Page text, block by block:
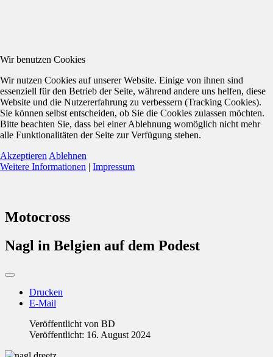
Motocross
Nagl in Belgien auf dem Podest
Drucken
E-Mail
Veröffentlicht von BD
Veröffentlicht: 16. August 2024
Wir benutzen Cookies
Wir nutzen Cookies auf unserer Website. Einige von ihnen sind
essenziell für den Betrieb der Seite, während andere uns helfen, diese
Website und die Nutzererfahrung zu verbessern (Tracking Cookies).
Sie können selbst entscheiden, ob Sie die Cookies zulassen möchten.
Bitte beachten Sie, dass bei einer Ablehnung womöglich nicht mehr
alle Funktionalitäten der Seite zur Verfügung stehen.
Akzeptieren Ablehnen
Weitere Informationen | Impressum